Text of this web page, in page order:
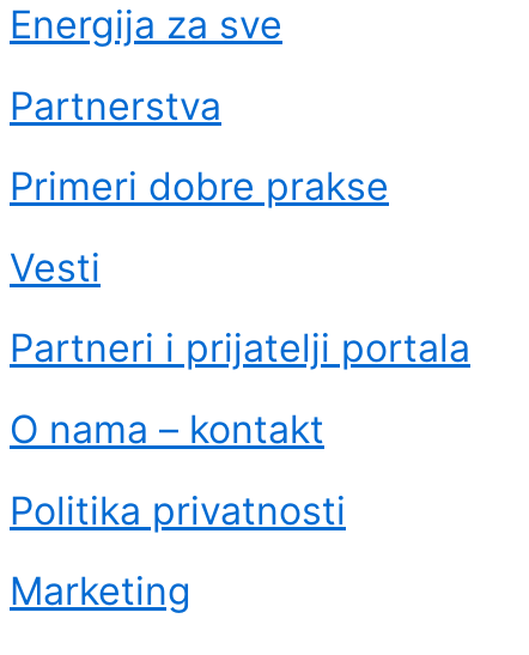
Energija za sve
Partnerstva
Primeri dobre prakse
Vesti
Partneri i prijatelji portala
O nama – kontakt
Politika privatnosti
Marketing